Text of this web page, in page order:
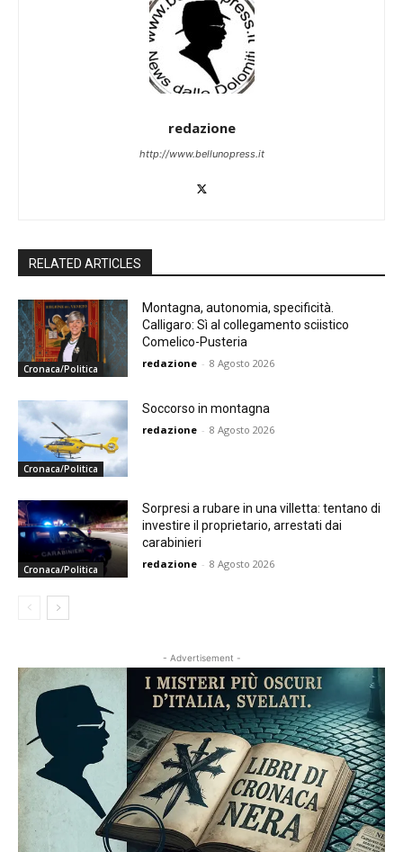
redazione
http://www.bellunopress.it
RELATED ARTICLES
Cronaca/Politica
Montagna, autonomia, specificità.
Calligaro: Sì al collegamento sciistico
Comelico-Pusteria
redazione - 8 Agosto 2026
Cronaca/Politica
Soccorso in montagna
redazione - 8 Agosto 2026
Cronaca/Politica
Sorpresi a rubare in una villetta: tentano di
investire il proprietario, arrestati dai
carabinieri
redazione - 8 Agosto 2026
- Advertisement -